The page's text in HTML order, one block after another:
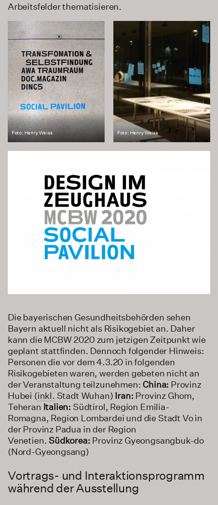
Arbeitsfelder thematisieren.
Foto: Henry Weiss Foto: Henry Weiss
Die bayerischen Gesundheitsbehörden sehen
Bayern aktuell nicht als Risikogebiet an. Daher
kann die MCBW 2020 zum jetzigen Zeitpunkt wie
geplant stattfinden. Dennoch folgender Hinweis:
Personen die vor dem 4.3.20 in folgenden
Risikogebieten waren, werden gebeten nicht an
der Veranstaltung teilzunehmen: China: Provinz
Hubei (inkl. Stadt Wuhan) Iran: Provinz Ghom,
Teheran Italien: Südtirol, Region Emilia-
Romagna, Region Lombardei und die Stadt Vo in
der Provinz Padua in der Region
Venetien. Südkorea: Provinz Gyeongsangbuk-do
(Nord-Gyeongsang)
Vortrags- und Interaktionsprogramm
während der Ausstellung